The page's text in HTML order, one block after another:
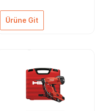
Ürüne Git